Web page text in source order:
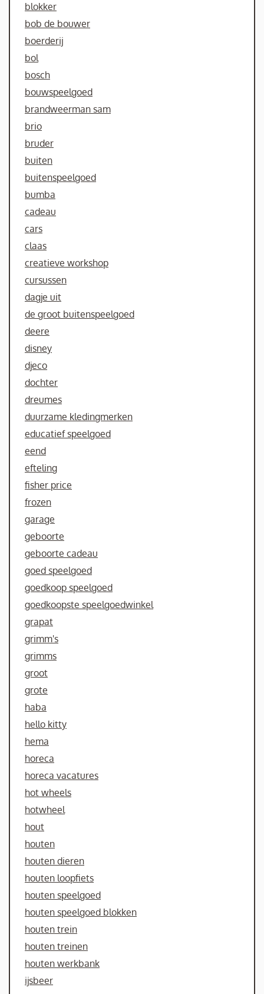
blokker
bob de bouwer
boerderij
bol
bosch
bouwspeelgoed
brandweerman sam
brio
bruder
buiten
buitenspeelgoed
bumba
cadeau
cars
claas
creatieve workshop
cursussen
dagje uit
de groot buitenspeelgoed
deere
disney
djeco
dochter
dreumes
duurzame kledingmerken
educatief speelgoed
eend
efteling
fisher price
frozen
garage
geboorte
geboorte cadeau
goed speelgoed
goedkoop speelgoed
goedkoopste speelgoedwinkel
grapat
grimm's
grimms
groot
grote
haba
hello kitty
hema
horeca
horeca vacatures
hot wheels
hotwheel
hout
houten
houten dieren
houten loopfiets
houten speelgoed
houten speelgoed blokken
houten trein
houten treinen
houten werkbank
ijsbeer